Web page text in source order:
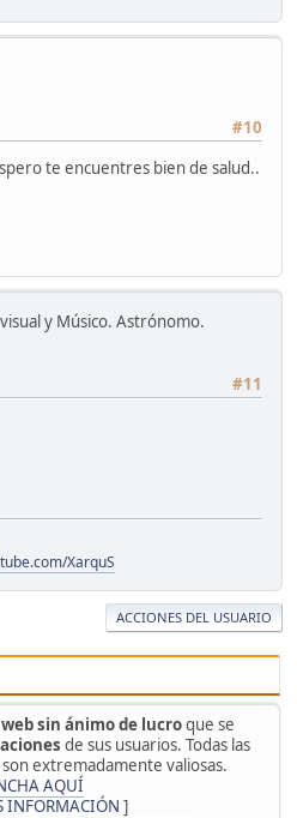
web sin ánimo de lucroque se
de sus usuarios. Todas las
extremadamente valiosas.
AQUÍ
INFORMACIÓN ]
#10
te encuentres bien de salud..
y Músico. Astrónomo.
#11
XarquS
ACCIONES DEL USUARIO